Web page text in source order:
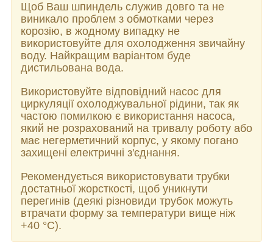
Щоб Ваш шпиндель служив довго та не
виникало проблем з обмотками через
корозію, в жодному випадку не
використовуйте для охолодження звичайну
воду. Найкращим варіантом буде
дистильована вода.
Використовуйте відповідний насос для
циркуляції охолоджувальної рідини, так як
частою помилкою є використання насоса,
який не розрахований на тривалу роботу або
має негерметичний корпус, у якому погано
захищені електричні з'єднання.
Рекомендується використовувати трубки
достатньої жорсткості, щоб уникнути
перегинів (деякі різновиди трубок можуть
втрачати форму за температури вище ніж
+40 °C).